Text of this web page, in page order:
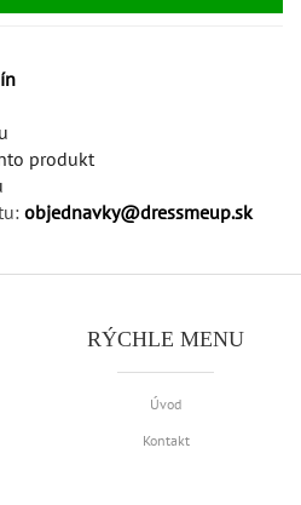
produkt
objednavky@dressmeup.sk
RÝCHLE MENU
Úvod
Kontakt